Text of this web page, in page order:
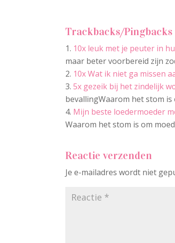
Trackbacks/Pingbacks
10x leuk met je peuter in
maar beter voorbereid zijn
10x Wat ik niet ga missen
5x gezeik bij het zindelijk
bevallingWaarom het stom
Mijn beste loedermoeder
Waarom het stom is om
Reactie verzenden
Je e-mailadres wordt niet